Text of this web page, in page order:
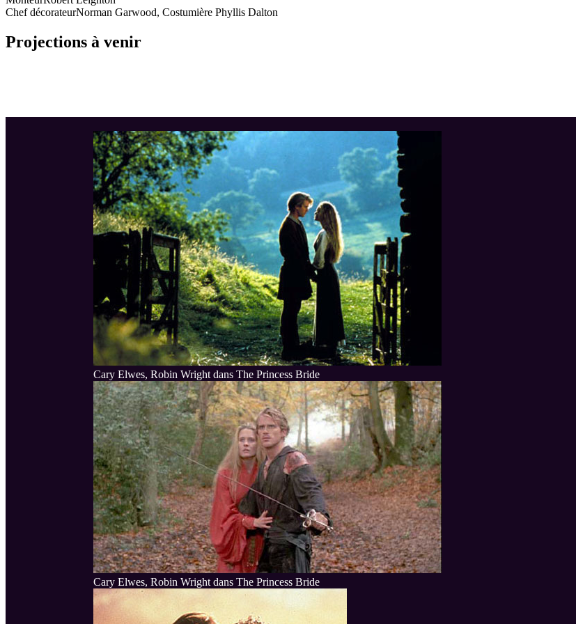
Chef décorateurNorman Garwood, Costumière Phyllis Dalton
Projections à venir
Cary Elwes, Robin Wright dans The Princess Bride
Cary Elwes, Robin Wright dans The Princess Bride